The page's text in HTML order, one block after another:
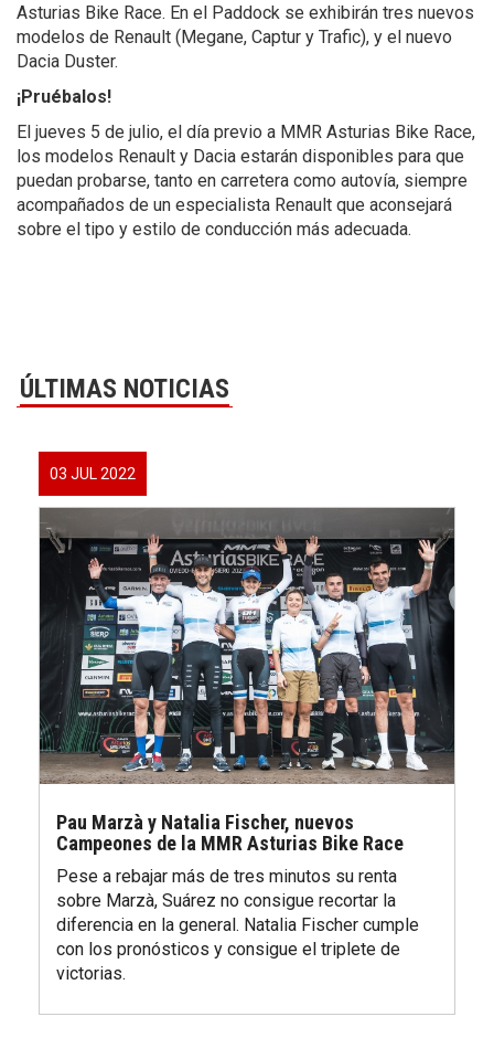
Asturias Bike Race. En el Paddock se exhibirán tres nuevos
modelos de Renault (Megane, Captur y Trafic), y el nuevo
Dacia Duster.
¡Pruébalos!
El jueves 5 de julio, el día previo a MMR Asturias Bike Race,
los modelos Renault y Dacia estarán disponibles para que
puedan probarse, tanto en carretera como autovía, siempre
acompañados de un especialista Renault que aconsejará
sobre el tipo y estilo de conducción más adecuada.
ÚLTIMAS NOTICIAS
03 JUL 2022
Pau Marzà y Natalia Fischer, nuevos
Campeones de la MMR Asturias Bike Race
Pese a rebajar más de tres minutos su renta
sobre Marzà, Suárez no consigue recortar la
diferencia en la general. Natalia Fischer cumple
con los pronósticos y consigue el triplete de
victorias.